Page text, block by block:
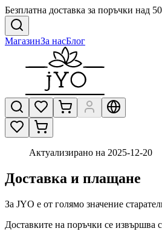
Безплатна доставка за поръчки над
МагазинЗа насБлог
Актуализирано на 2025-12-20
Доставка и плащане
За JYO е от голямо значение
Доставките на поръчки се извършва